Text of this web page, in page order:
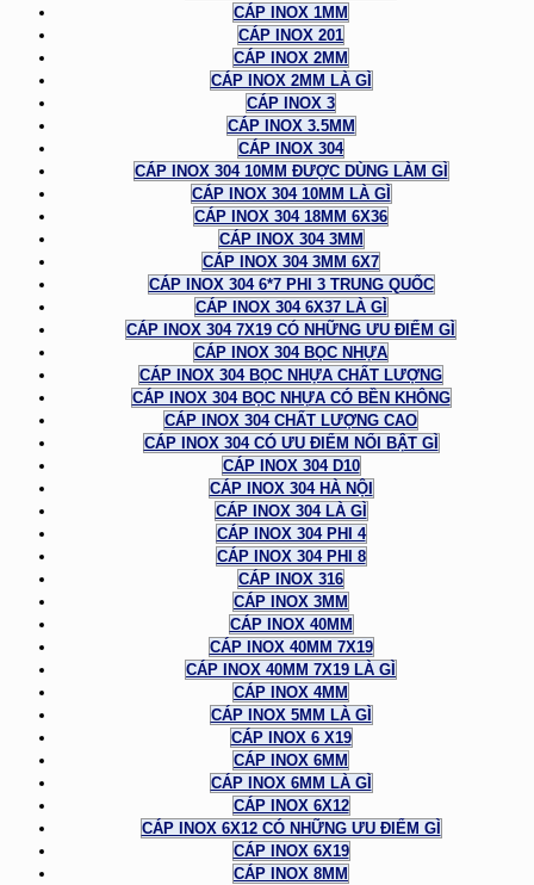
CÁP INOX 1MM
CÁP INOX 201
CÁP INOX 2MM
CÁP INOX 2MM LÀ GÌ
CÁP INOX 3
CÁP INOX 3.5MM
CÁP INOX 304
CÁP INOX 304 10MM ĐƯỢC DÙNG LÀM GÌ
CÁP INOX 304 10MM LÀ GÌ
CÁP INOX 304 18MM 6X36
CÁP INOX 304 3MM
CÁP INOX 304 3MM 6X7
CÁP INOX 304 6*7 PHI 3 TRUNG QUỐC
CÁP INOX 304 6X37 LÀ GÌ
CÁP INOX 304 7X19 CÓ NHỮNG ƯU ĐIỂM GÌ
CÁP INOX 304 BỌC NHỰA
CÁP INOX 304 BỌC NHỰA CHẤT LƯỢNG
CÁP INOX 304 BỌC NHỰA CÓ BỀN KHÔNG
CÁP INOX 304 CHẤT LƯỢNG CAO
CÁP INOX 304 CÓ ƯU ĐIỂM NỔI BẬT GÌ
CÁP INOX 304 D10
CÁP INOX 304 HÀ NỘI
CÁP INOX 304 LÀ GÌ
CÁP INOX 304 PHI 4
CÁP INOX 304 PHI 8
CÁP INOX 316
CÁP INOX 3MM
CÁP INOX 40MM
CÁP INOX 40MM 7X19
CÁP INOX 40MM 7X19 LÀ GÌ
CÁP INOX 4MM
CÁP INOX 5MM LÀ GÌ
CÁP INOX 6 X19
CÁP INOX 6MM
CÁP INOX 6MM LÀ GÌ
CÁP INOX 6X12
CÁP INOX 6X12 CÓ NHỮNG ƯU ĐIỂM GÌ
CÁP INOX 6X19
CÁP INOX 8MM